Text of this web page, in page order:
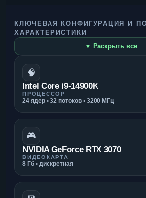
КЛЮЧЕВАЯ КОНФИГУРАЦИЯ И
ХАРАКТЕРИСТИКИ
▼ Раскрыть все
🧠
Intel Core i9-14900K
ПРОЦЕССОР
24 ядер • 32 потоков • 3200 МГц
🎮
NVIDIA GeForce RTX 3070
ВИДЕОКАРТА
8 Гб • дискретная